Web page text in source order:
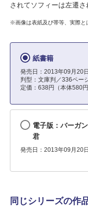
されてソフィーは左遷
※画像は表紙及び帯等、実際と
紙書籍
発売日：2013年09月20日
判型：文庫判／336ペー
定価：638円（本体580円
電子版：バーガ
君
発売日：2013年09月20日
同じシリーズの作